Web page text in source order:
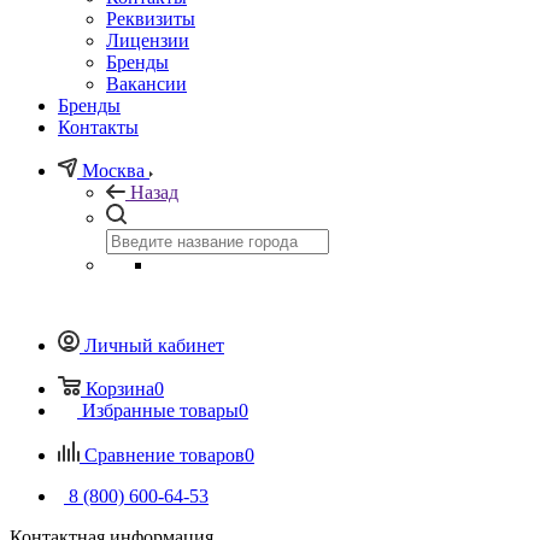
Реквизиты
Лицензии
Бренды
Вакансии
Бренды
Контакты
Москва
Назад
Личный кабинет
Корзина0
Избранные товары0
Сравнение товаров0
8 (800) 600-64-53